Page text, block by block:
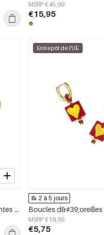
MSRP €45,99
€15,95
Boucles d&#39;oreilles pendantes en acier inoxydable, motif floral, collection Daily Simple, bijoux pour femmes
Entrepôt de l'UE
2 à 5 jours
MSRP €18,99
€5,75